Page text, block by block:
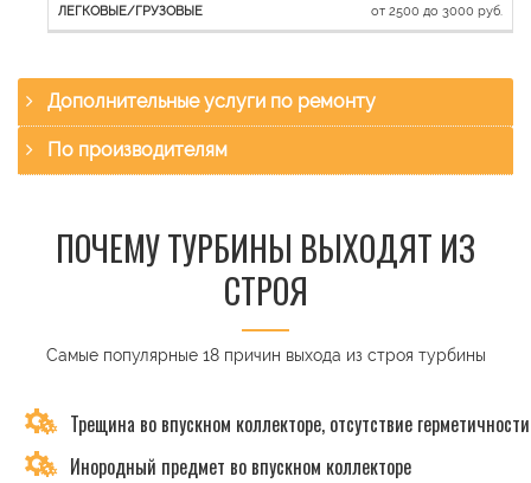
от 2500 до 3000 руб.
Дополнительные услуги по ремонту
По производителям
ПОЧЕМУ ТУРБИНЫ ВЫХОДЯТ ИЗ
СТРОЯ
Самые популярные 18 причин выхода из строя турбины
Трещина во впускном коллекторе, отсутствие герметичности
Инородный предмет во впускном коллекторе